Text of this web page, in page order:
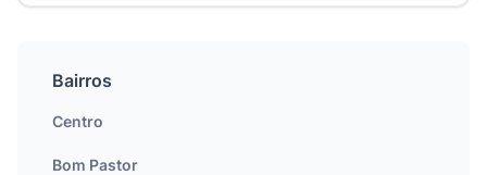
Bairros
Centro
Bom Pastor